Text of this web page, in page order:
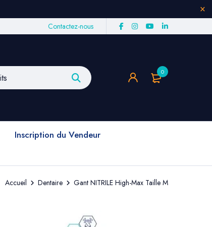
Contactez-nous
0
Inscription du Vendeur
Accueil Dentaire Gant NITRILE High-Max Taille M